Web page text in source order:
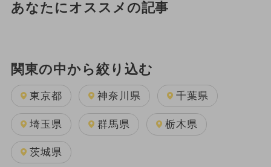
あなたにオススメの記事
関東の中から絞り込む
東京都 神奈川県 千葉県
埼玉県 群馬県 栃木県
茨城県